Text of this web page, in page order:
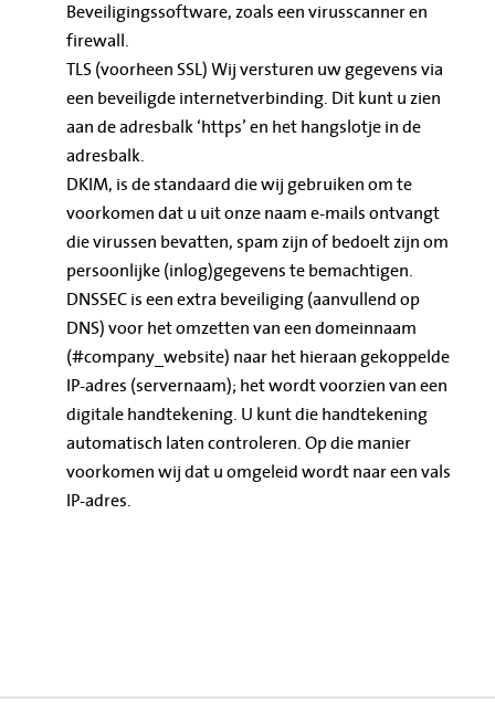
Beveiligingssoftware, zoals een virusscanner en
firewall.
TLS (voorheen SSL) Wij versturen uw gegevens via
een beveiligde internetverbinding. Dit kunt u zien
aan de adresbalk ‘https’ en het hangslotje in de
adresbalk.
DKIM, is de standaard die wij gebruiken om te
voorkomen dat u uit onze naam e-mails ontvangt
die virussen bevatten, spam zijn of bedoelt zijn om
persoonlijke (inlog)gegevens te bemachtigen.
DNSSEC is een extra beveiliging (aanvullend op
DNS) voor het omzetten van een domeinnaam
(#company_website) naar het hieraan gekoppelde
IP-adres (servernaam); het wordt voorzien van een
digitale handtekening. U kunt die handtekening
automatisch laten controleren. Op die manier
voorkomen wij dat u omgeleid wordt naar een vals
IP-adres.